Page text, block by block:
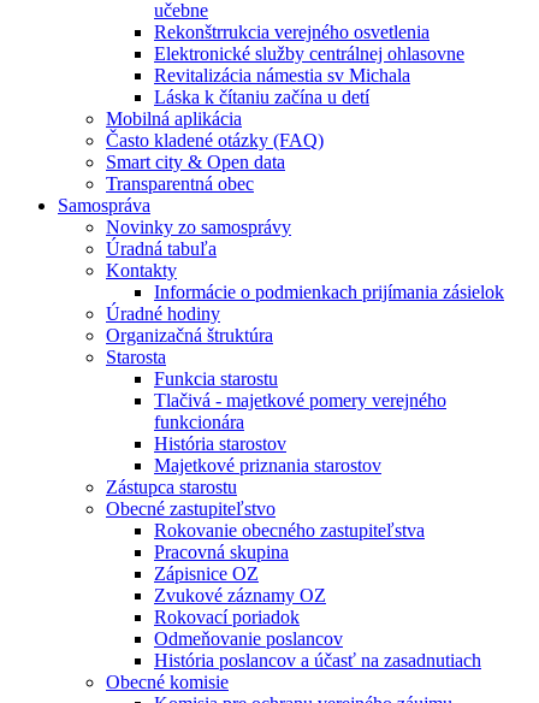
učebne
Rekonštrrukcia verejného osvetlenia
Elektronické služby centrálnej ohlasovne
Revitalizácia námestia sv Michala
Láska k čítaniu začína u detí
Mobilná aplikácia
Často kladené otázky (FAQ)
Smart city & Open data
Transparentná obec
Samospráva
Novinky zo samosprávy
Úradná tabuľa
Kontakty
Informácie o podmienkach prijímania zásielok
Úradné hodiny
Organizačná štruktúra
Starosta
Funkcia starostu
Tlačivá - majetkové pomery verejného
funkcionára
História starostov
Majetkové priznania starostov
Zástupca starostu
Obecné zastupiteľstvo
Rokovanie obecného zastupiteľstva
Pracovná skupina
Zápisnice OZ
Zvukové záznamy OZ
Rokovací poriadok
Odmeňovanie poslancov
História poslancov a účasť na zasadnutiach
Obecné komisie